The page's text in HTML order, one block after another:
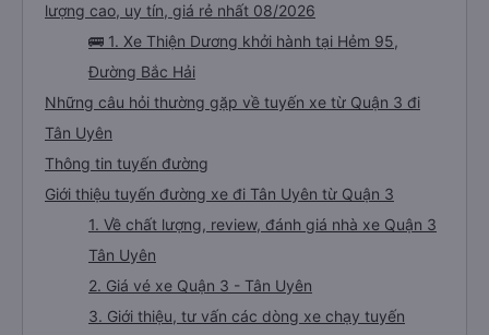
lượng cao, uy tín, giá rẻ nhất 08/2026
🚌 1. Xe Thiện Dương khởi hành tại Hẻm 95,
Đường Bắc Hải
Những câu hỏi thường gặp về tuyến xe từ Quận 3 đi
Tân Uyên
Thông tin tuyến đường
Giới thiệu tuyến đường xe đi Tân Uyên từ Quận 3
1. Về chất lượng, review, đánh giá nhà xe Quận 3
Tân Uyên
2. Giá vé xe Quận 3 - Tân Uyên
3. Giới thiệu, tư vấn các dòng xe chạy tuyến